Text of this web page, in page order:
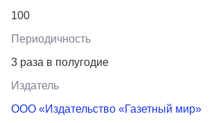
100
Периодичность
3 раза в полугодие
Издатель
ООО «Издательство «Газетный мир»